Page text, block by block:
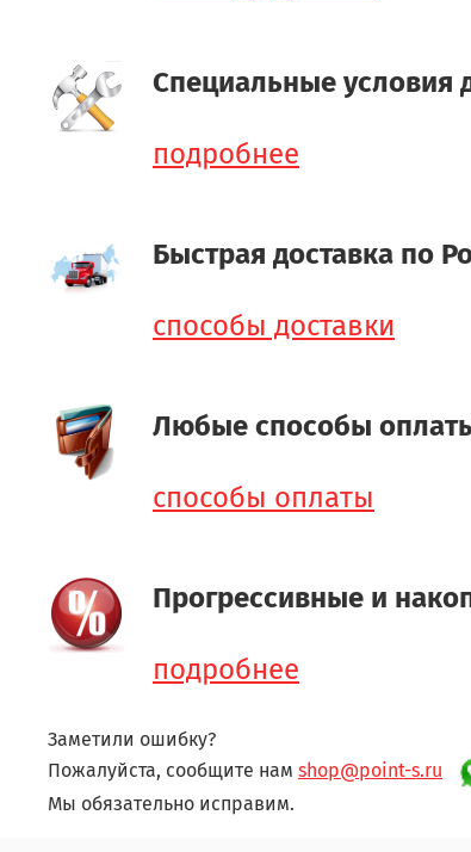
Специальные условия
подробнее
Быстрая доставка по
способы доставки
Любые способы
способы оплаты
Прогрессивные и
подробнее
Заметили ошибку?
Пожалуйста, сообщите нам shop@point-s.ru
Мы обязательно исправим.